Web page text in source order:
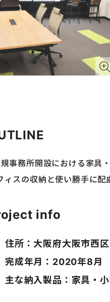
規事務所開設における家具
ィスの収納と使い勝手に配
info
住所：大阪府大阪市西区
完成年月：2020年8月
主な納入製品：家具・